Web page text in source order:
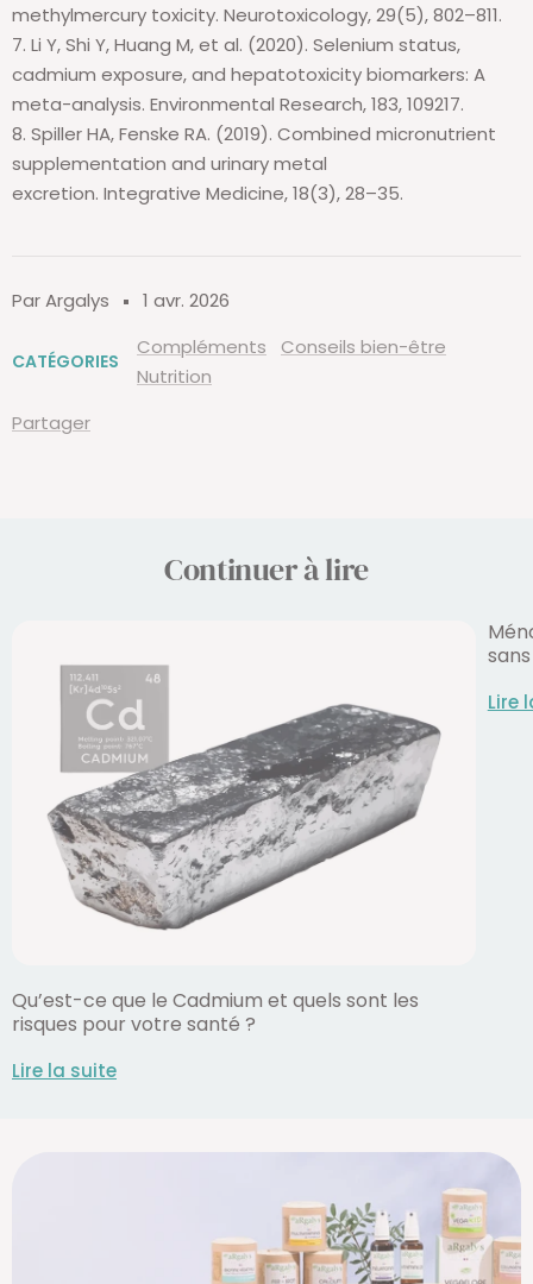
Par Argalys 1 avr. 2026
CATÉGORIES
Compléments
Conseils bien-être
Nutrition
Partager
methylmercury toxicity. Neurotoxicology, 29(5), 802–811.
7. Li Y, Shi Y, Huang M, et al. (2020). Selenium status,
cadmium exposure, and hepatotoxicity biomarkers: A
meta-analysis. Environmental Research, 183, 109217.
8. Spiller HA, Fenske RA. (2019). Combined micronutrient
supplementation and urinary metal
excretion. Integrative Medicine, 18(3), 28–35.
Continuer à lire
Qu’est-ce que le Cadmium et quels sont les
risques pour votre santé ?
Lire la suite
Lire